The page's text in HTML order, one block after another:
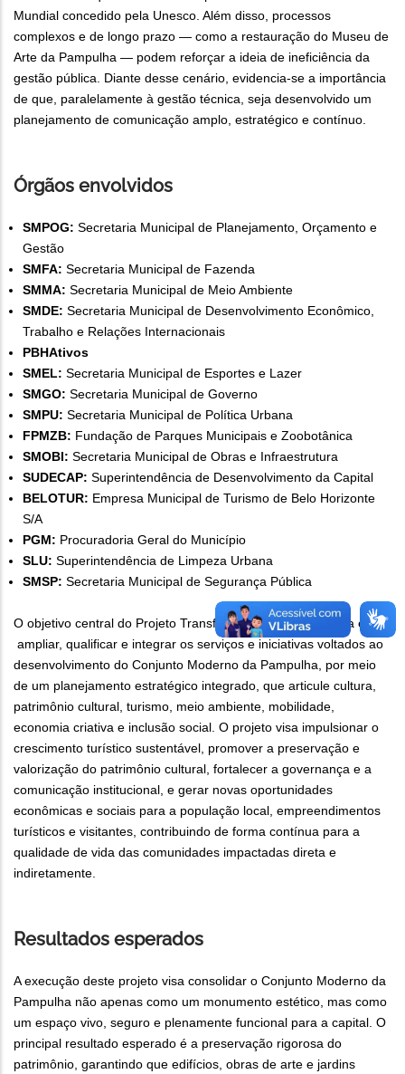
Mundial concedido pela Unesco. Além disso, processos
complexos e de longo prazo — como a restauração do Museu de
Arte da Pampulha — podem reforçar a ideia de ineficiência da
gestão pública. Diante desse cenário, evidencia-se a importância
de que, paralelamente à gestão técnica, seja desenvolvido um
planejamento de comunicação amplo, estratégico e contínuo.
Órgãos envolvidos
SMPOG: Secretaria Municipal de Planejamento, Orçamento e
Gestão
SMFA: Secretaria Municipal de Fazenda
SMMA: Secretaria Municipal de Meio Ambiente
SMDE: Secretaria Municipal de Desenvolvimento Econômico,
Trabalho e Relações Internacionais
PBHAtivos
SMEL: Secretaria Municipal de Esportes e Lazer
SMGO: Secretaria Municipal de Governo
SMPU: Secretaria Municipal de Política Urbana
FPMZB: Fundação de Parques Municipais e Zoobotânica
SMOBI: Secretaria Municipal de Obras e Infraestrutura
SUDECAP: Superintendência de Desenvolvimento da Capital
BELOTUR: Empresa Municipal de Turismo de Belo Horizonte
S/A
PGM: Procuradoria Geral do Município
SLU: Superintendência de Limpeza Urbana
SMSP: Secretaria Municipal de Segurança Pública
O objetivo central do Projeto Transformador Viva Pampulha é
ampliar, qualificar e integrar os serviços e iniciativas voltados ao
desenvolvimento do Conjunto Moderno da Pampulha, por meio
de um planejamento estratégico integrado, que articule cultura,
patrimônio cultural, turismo, meio ambiente, mobilidade,
economia criativa e inclusão social. O projeto visa impulsionar o
crescimento turístico sustentável, promover a preservação e
valorização do patrimônio cultural, fortalecer a governança e a
comunicação institucional, e gerar novas oportunidades
econômicas e sociais para a população local, empreendimentos
turísticos e visitantes, contribuindo de forma contínua para a
qualidade de vida das comunidades impactadas direta e
indiretamente.
Resultados esperados
A execução deste projeto visa consolidar o Conjunto Moderno da
Pampulha não apenas como um monumento estético, mas como
um espaço vivo, seguro e plenamente funcional para a capital. O
principal resultado esperado é a preservação rigorosa do
patrimônio, garantindo que edifícios, obras de arte e jardins